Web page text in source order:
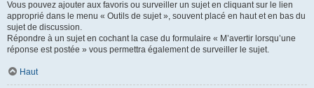
Vous pouvez ajouter aux favoris ou surveiller un sujet en cliquant sur le lien
approprié dans le menu « Outils de sujet », souvent placé en haut et en bas du
sujet de discussion.
Répondre à un sujet en cochant la case du formulaire « M’avertir lorsqu’une
réponse est postée » vous permettra également de surveiller le sujet.
Haut